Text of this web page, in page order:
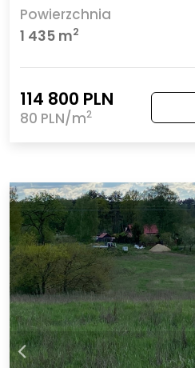
Powierzchnia
1 435 m2
114 800 PLN
80 PLN/m2